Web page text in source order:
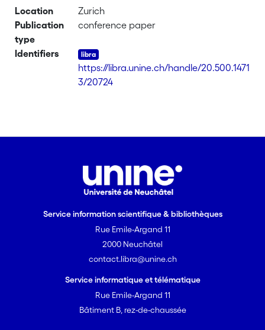
Location
Zurich
Publication
type
conference paper
Identifiers
https://libra.unine.ch/handle/20.500.1471
3/20724
Service information scientifique & bibliothèques
Rue Emile-Argand 11
2000 Neuchâtel
contact.libra@unine.ch
Service informatique et télématique
Rue Emile-Argand 11
Bâtiment B, rez-de-chaussée